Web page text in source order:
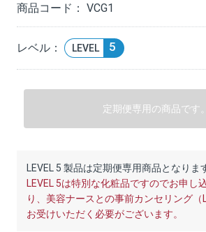
商品コード：VCG1
レベル： LEVEL 5
定期便専用の商品です。
LEVEL 5 製品は定期便専用商品となりま
LEVEL 5は特別な化粧品ですのでお申し
り、美容ナースとの事前カンセリング（
お受けいただく必要がございます。